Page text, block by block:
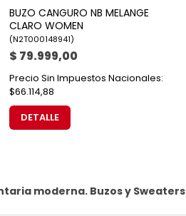
BUZO CANGURO NB MELANGE
CLARO WOMEN
(N2T000148941)
$ 79.999,00
Precio Sin Impuestos Nacionales:
$66.114,88
DETALLE
moderna. Buzos y Sweaters